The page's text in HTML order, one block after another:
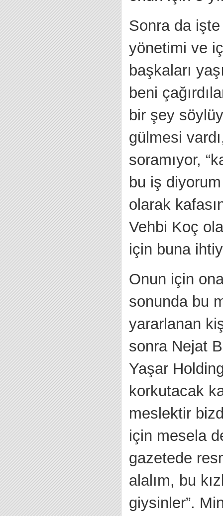
Sonra da işte
yönetimi ve
başkaları
beni
bir şey
gülmesi
soramıyor,
bu iş diyorum
olarak
Vehbi Koç
için buna
Onun için
sonunda bu
yararlanan
sonra Nejat
Yaşar
korkutacak
meslektir
için mesela
gazetede
alalım, bu
giysinler”.